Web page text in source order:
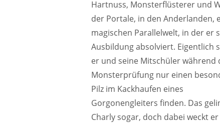
Hartnuss, Monsterflüsterer und
der Portale, in den Anderlanden,
magischen Parallelwelt, in der er
Ausbildung absolviert. Eigentlich
er und seine Mitschüler während
Monsterprüfung nur einen
Pilz im Kackhaufen eines
Gorgonengleiters finden. Das
Charly sogar, doch dabei weckt er